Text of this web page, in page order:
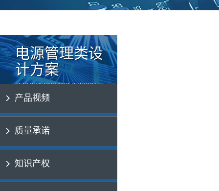
电源管理类设
计方案
TECHNOLOGY AND SUPPORT
产品视频
质量承诺
知识产权